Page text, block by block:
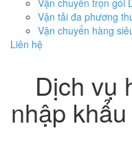
Vận chuyển trọn gói
Vận tải đa phương
Vận chuyển hàng
Liên hệ
Dịch vụ
nhập